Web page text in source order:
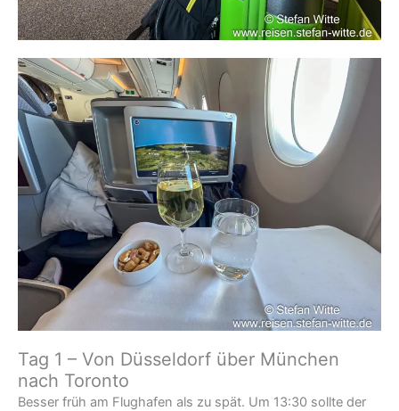
Tag 1 – Von Düsseldorf über München
nach Toronto
Besser früh am Flughafen als zu spät. Um 13:30 sollte der